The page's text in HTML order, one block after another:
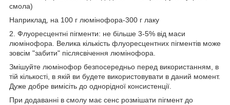
смола)
Наприклад, на 100 г люмінофора-300 г лаку
2. Флуоресцентні пігменти: не більше 3-5% від маси
люмінофора. Велика кількість флуоресцентних пігментів може
зовсім "забити" післясвічення люмінофора.
Змішуйте люмінофор безпосередньо перед використанням, в
тій кількості, в якій ви будете використовувати в даний момент.
Дуже добре вимісіть до однорідної консистенції.
При додаванні в смолу має сенс розмішати пігмент до